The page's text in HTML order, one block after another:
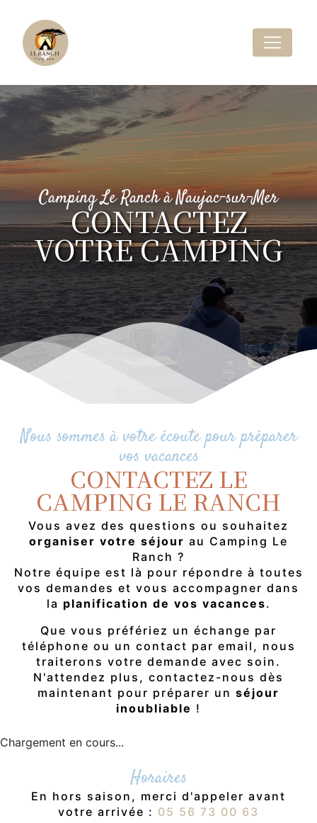
Camping Le Ranch à Naujac-sur-Mer
CONTACTEZ
VOTRE CAMPING
Nous sommes à votre écoute pour préparer
vos vacances
CONTACTEZ LE
CAMPING LE RANCH
Vous avez des questions ou souhaitez
organiser votre séjour au Camping Le
Ranch ?
Notre équipe est là pour répondre à toutes
vos demandes et vous accompagner dans
la planification de vos vacances.
Que vous préfériez un échange par
téléphone ou un contact par email, nous
traiterons votre demande avec soin.
N'attendez plus, contactez-nous dès
maintenant pour préparer un séjour
inoubliable !
Chargement en cours...
Horaires
En hors saison, merci d'appeler avant
votre arrivée : 05 56 73 00 63